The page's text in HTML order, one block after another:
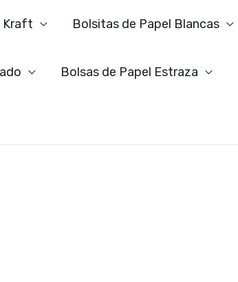
Kraft Bolsitas de Papel Blancas
Bolsas de Papel Estraza